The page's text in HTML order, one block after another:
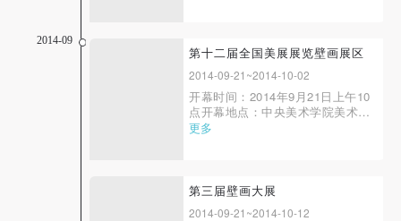
2014-09
第十二届全国美展展览壁画展区
2014-09-21~2014-10-02
开幕时间：2014年9月21日上午10
点开幕地点：中央美术学院美术馆
1楼大厅 展览时间：2014年9
主办单位： 中华人民共和国文化
部 、中国文学艺术界联合...
更多
第三届壁画大展
2014-09-21~2014-10-12
发送验证码
手机号码将作为您的登录账号